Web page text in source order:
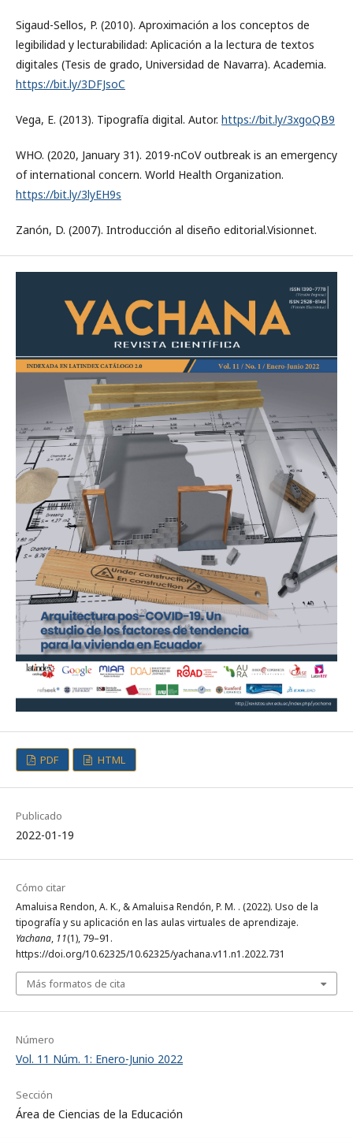
Sigaud-Sellos, P. (2010). Aproximación a los conceptos de
legibilidad y lecturabilidad: Aplicación a la lectura de textos
digitales (Tesis de grado, Universidad de Navarra). Academia.
https://bit.ly/3DFJsoC
Vega, E. (2013). Tipografía digital. Autor. https://bit.ly/3xgoQB9
WHO. (2020, January 31). 2019-nCoV outbreak is an emergency
of international concern. World Health Organization.
https://bit.ly/3lyEH9s
Zanón, D. (2007). Introducción al diseño editorial.Visionnet.
PDF HTML
Publicado
2022-01-19
Cómo citar
Amaluisa Rendon, A. K., & Amaluisa Rendón, P. M. . (2022). Uso de la
tipografía y su aplicación en las aulas virtuales de aprendizaje.
Yachana, 11(1), 79–91.
https://doi.org/10.62325/10.62325/yachana.v11.n1.2022.731
Más formatos de cita
Número
Vol. 11 Núm. 1: Enero-Junio 2022
Sección
Área de Ciencias de la Educación